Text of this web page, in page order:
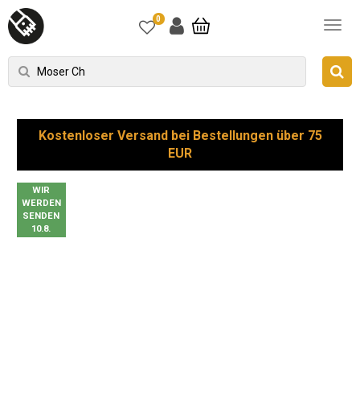
0
Kostenloser Versand bei Bestellungen über 75
EUR
WIR
WERDEN
SENDEN
10.8.